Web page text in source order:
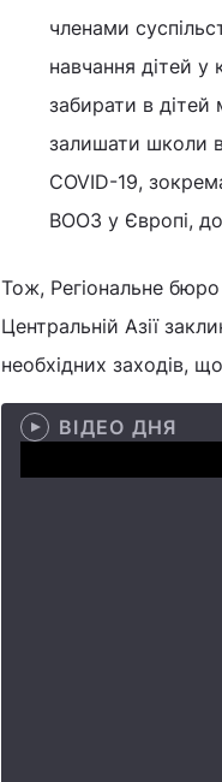
членами
навчання дітей
забирати в дітей
залишати школи
COVID-19,
ВООЗ у Європі,
Тож, Регіональне
Центральній Азії
необхідних заходів,
ВІДЕО ДНЯ